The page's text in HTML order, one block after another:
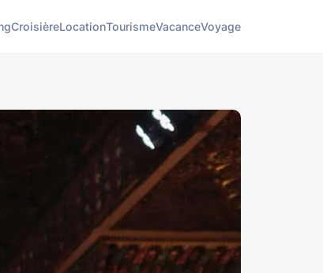
CroisièreLocationTourismeVacanceVoyage